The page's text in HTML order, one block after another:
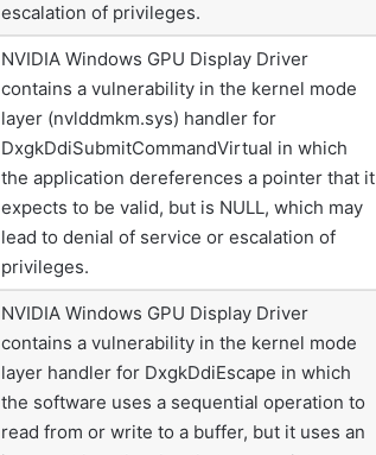
escalation of privileges.
NVIDIA Windows GPU Display Driver
contains a vulnerability in the kernel mode
layer (nvlddmkm.sys) handler for
DxgkDdiSubmitCommandVirtual in which
the application dereferences a pointer that it
expects to be valid, but is NULL, which may
lead to denial of service or escalation of
privileges.
NVIDIA Windows GPU Display Driver
contains a vulnerability in the kernel mode
layer handler for DxgkDdiEscape in which
the software uses a sequential operation to
read from or write to a buffer, but it uses an